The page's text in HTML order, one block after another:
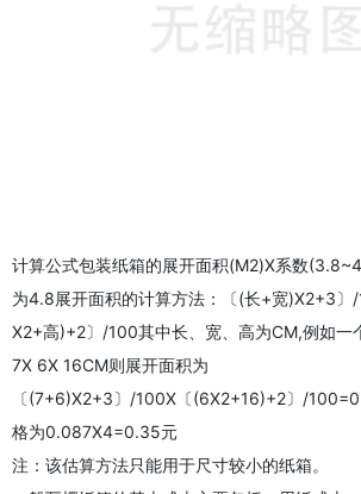
计算公式包装纸箱的展开面积(M2)X系数
为4.8展开面积的计算方法：〔(长+宽)X2+3〕
X2+高)+2〕/100其中长、宽、高为CM,例如一
7X 6X 16CM则展开面积为
〔(7+6)X2+3〕/100X〔(6X2+16)+2〕/
格为0.087X4=0.35元
注：该估算方法只能用于尺寸较小的纸箱。